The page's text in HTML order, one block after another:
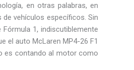
en otras palabras, en
vehículos específicos. Sin
1, indiscutiblemente
el auto McLaren MP4-26 F1
es contando al motor como